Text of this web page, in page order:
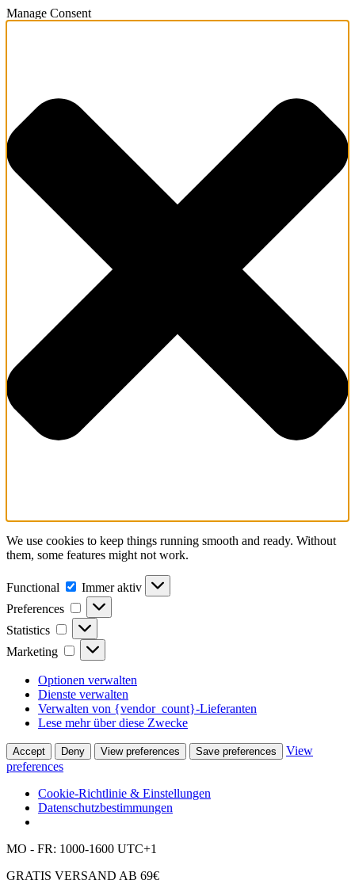
Manage Consent
We use cookies to keep things running smooth and ready. Without
them, some features might not work.
Functional Functional
Immer aktiv
Preferences
Preferences
Statistics Statistics
Marketing Marketing
Optionen verwalten
Dienste verwalten
Verwalten von {vendor_count}-Lieferanten
Lese mehr über diese Zwecke
Accept Deny View preferences Save preferences
View
preferences
Cookie-Richtlinie & Einstellungen
Datenschutzbestimmungen
MO - FR: 1000-1600 UTC+1
GRATIS VERSAND AB 69€